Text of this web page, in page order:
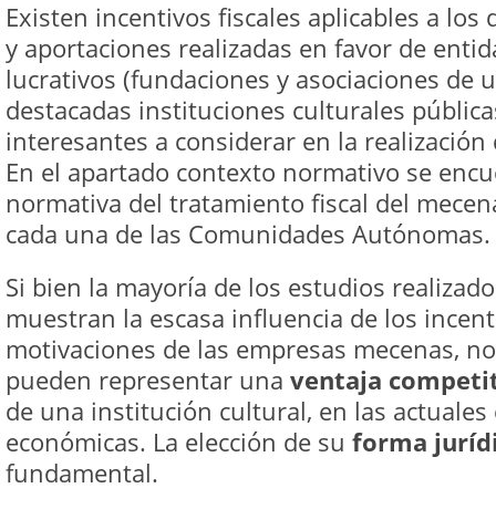
Existen incentivos fiscales aplicables a los
y aportaciones realizadas en favor de
lucrativos (fundaciones y asociaciones de
destacadas instituciones culturales
interesantes a considerar en la realización
En el apartado contexto normativo se
normativa del tratamiento fiscal del
cada una de las Comunidades Autónomas.
Si bien la mayoría de los estudios
muestran la escasa influencia de los
motivaciones de las empresas mecenas,
pueden representar una ventaja
de una institución cultural, en las actuales
económicas. La elección de su forma
fundamental.